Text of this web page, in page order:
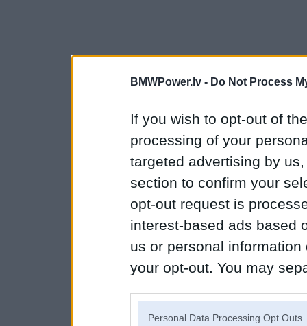
BMWPower.lv - Do Not Process
If you wish to opt-out of
processing of your
targeted advertising by
section to confirm your
opt-out request is
interest-based ads based
us or personal
your opt-out. You may
Personal Data Processing Opt Outs